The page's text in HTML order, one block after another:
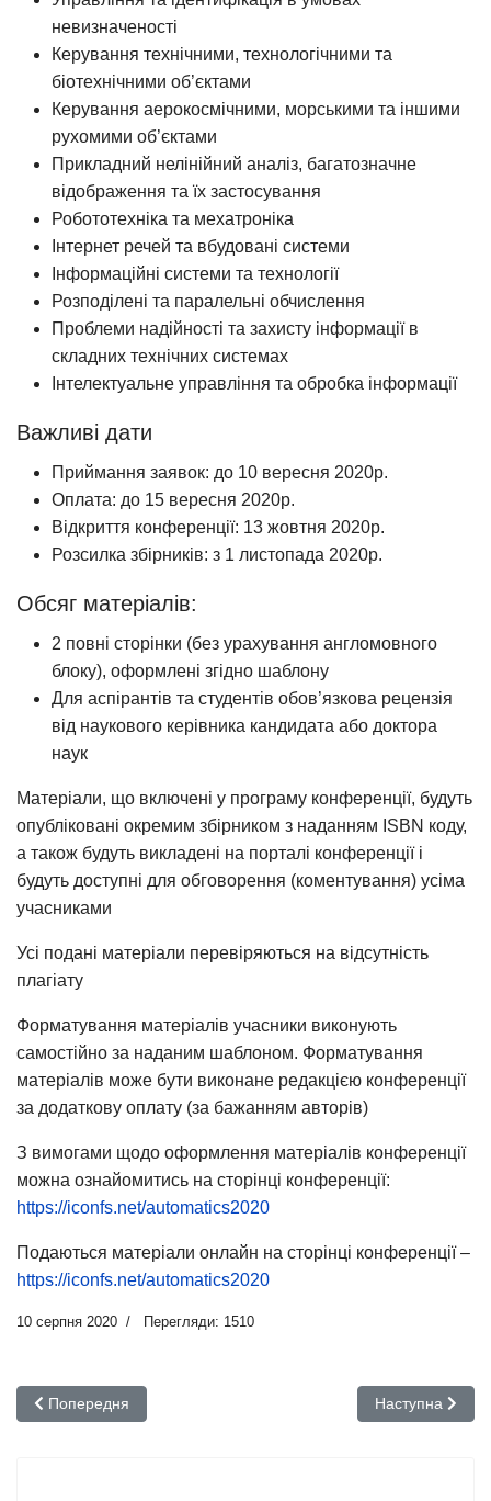
невизначеності
Керування технічними, технологічними та
біотехнічними об’єктами
Керування аерокосмічними, морськими та іншими
рухомими об’єктами
Прикладний нелінійний аналіз, багатозначне
відображення та їх застосування
Робототехніка та мехатроніка
Інтернет речей та вбудовані системи
Інформаційні системи та технології
Розподілені та паралельні обчислення
Проблеми надійності та захисту інформації в
складних технічних системах
Інтелектуальне управління та обробка інформації
Важливі дати
Приймання заявок: до 10 вересня 2020р.
Оплата: до 15 вересня 2020р.
Відкриття конференції: 13 жовтня 2020р.
Розсилка збірників: з 1 листопада 2020р.
Обсяг матеріалів:
2 повні сторінки (без урахування англомовного
блоку), оформлені згідно шаблону
Для аспірантів та студентів обов’язкова рецензія
від наукового керівника кандидата або доктора
наук
Матеріали, що включені у програму конференції, будуть
опубліковані окремим збірником з наданням ISBN коду,
а також будуть викладені на порталі конференції і
будуть доступні для обговорення (коментування) усіма
учасниками
Усі подані матеріали перевіряються на відсутність
плагіату
Форматування матеріалів учасники виконують
самостійно за наданим шаблоном. Форматування
матеріалів може бути виконане редакцією конференції
за додаткову оплату (за бажанням авторів)
З вимогами щодо оформлення матеріалів конференції
можна ознайомитись на сторінці конференції:
https://iconfs.net/automatics2020
Подаються матеріали онлайн на сторінці конференції –
https://iconfs.net/automatics2020
10 серпня 2020 Перегляди: 1510
Попередня стаття: Сучасний стан та проблеми
Попередня Наступна
Наступна